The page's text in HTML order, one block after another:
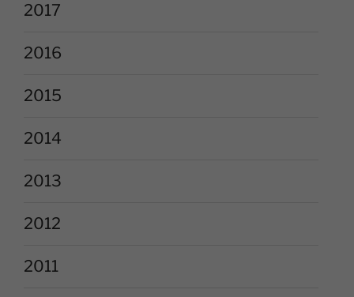
2017
2016
2015
2014
2013
2012
2011